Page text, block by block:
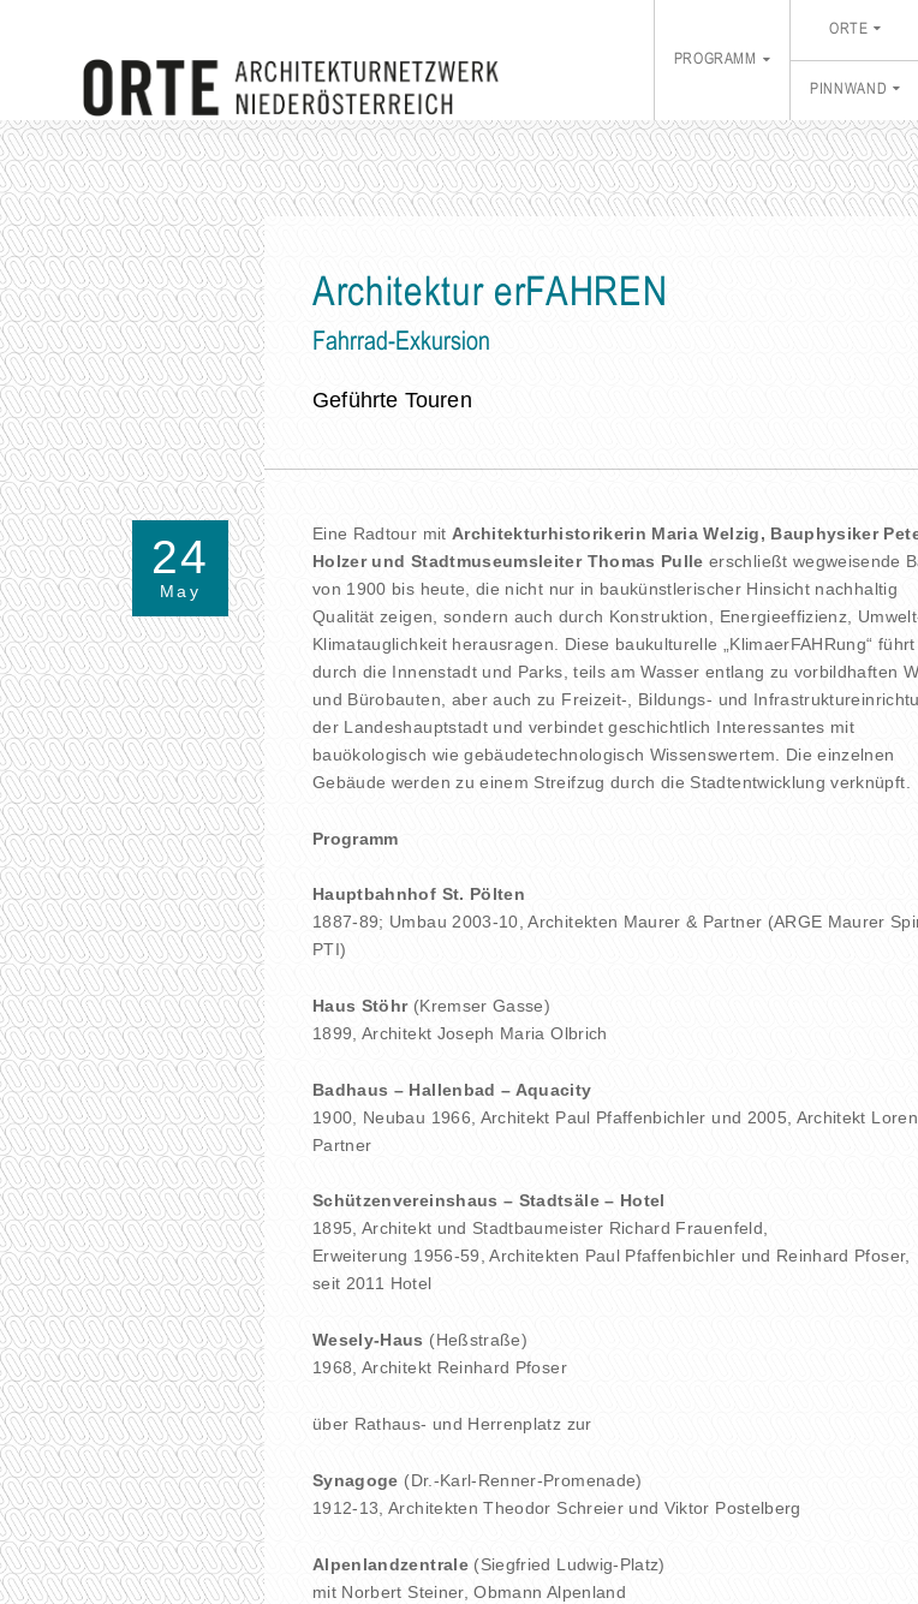
PROGRAMM
ORTE
PINNWAND
Architektur erFAHREN
Fahrrad-Exkursion
Geführte Touren
24
May
Eine Radtour mit Architekturhistorikerin Maria Welzig, Bauphysiker
Holzer und Stadtmuseumsleiter Thomas Pulle erschließt wegweisende
von 1900 bis heute, die nicht nur in baukünstlerischer Hinsicht nachhaltig
Qualität zeigen, sondern auch durch Konstruktion, Energieeffizienz,
Klimatauglichkeit herausragen. Diese baukulturelle „KlimaerFAHRung“ führt
durch die Innenstadt und Parks, teils am Wasser entlang zu vorbildhaften
und Bürobauten, aber auch zu Freizeit-, Bildungs- und
der Landeshauptstadt und verbindet geschichtlich Interessantes mit
bauökologisch wie gebäudetechnologisch Wissenswertem. Die einzelnen
Gebäude werden zu einem Streifzug durch die Stadtentwicklung verknüpft.
Programm
Hauptbahnhof St. Pölten
1887-89; Umbau 2003-10, Architekten Maurer & Partner (ARGE Maurer
PTI)
Haus Stöhr(Kremser Gasse)
1899, Architekt Joseph Maria Olbrich
Badhaus – Hallenbad – Aquacity
1900, Neubau 1966, Architekt Paul Pfaffenbichler und 2005, Architekt
Partner
Schützenvereinshaus – Stadtsäle – Hotel
1895, Architekt und Stadtbaumeister Richard Frauenfeld,
Erweiterung 1956-59, Architekten Paul Pfaffenbichler und Reinhard Pfoser,
seit 2011 Hotel
Wesely-Haus (Heßstraße)
1968, Architekt Reinhard Pfoser
über Rathaus- und Herrenplatz zur
Synagoge (Dr.-Karl-Renner-Promenade)
1912-13, Architekten Theodor Schreier und Viktor Postelberg
Alpenlandzentrale(Siegfried Ludwig-Platz)
mit Norbert Steiner, Obmann Alpenland